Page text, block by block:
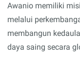
Awanio memiliki
melalui
membangun
daya saing secara